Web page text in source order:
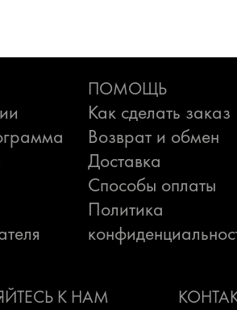
ПОМОЩЬ
Как сделать заказ
Возврат и обмен
Доставка
Способы оплаты
Политика
К НАМ